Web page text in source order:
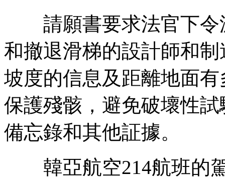
請願書要求法官下令
和撤退滑梯的設計師和
坡度的信息及距離地面
保護殘骸，避免破壞性
備忘錄和其他証據。
韓亞航空214航班的駕